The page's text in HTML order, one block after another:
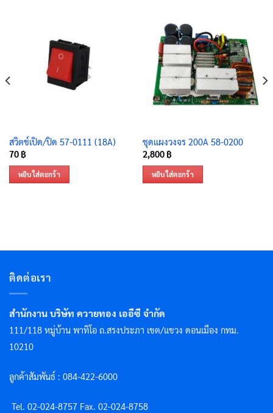
สวิตช์เปิด/ปิด 57-0111 (18A)
70 ฿
หยิบใส่ตะกร้า
ชุดแผงวงจร 200A 58-0200
2,800 ฿
หยิบใส่ตะกร้า
ติดต่อเรา
สำนักงาน บริษัท ควายทอง เออีซี จำกัด
111/118 หมู่บ้าน พาทิโอ ถ.สรงประภา เขต/แขวง ดอนเมือง กทม.
10210
ลูกค้าสัมพันธ์ : 084-422-6000
Tel. 02-024-8757 Fax. 02-024-8758